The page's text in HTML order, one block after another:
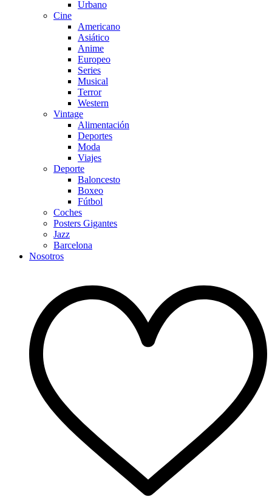
Urbano
Cine
Americano
Asiático
Anime
Europeo
Series
Musical
Terror
Western
Vintage
Alimentación
Deportes
Moda
Viajes
Deporte
Baloncesto
Boxeo
Fútbol
Coches
Posters Gigantes
Jazz
Barcelona
Nosotros